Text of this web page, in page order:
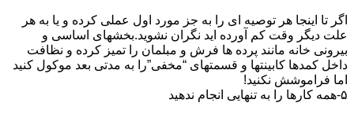
اگر تا اینجا هر توصیه ای را به جز مورد اول عملی کرده و یا به هر
علت دیگر وقت کم آورده اید نگران نشوید.بخشهای اساسی و
بیرونی خانه مانند پرده ها فرش و مبلمان را تمیز کرده و نظافت
داخل کمدها کابینتها و قسمتهای “مخفی”را به مدتی بعد موکول کنید
اما فراموشش نکنید!
۵-همه کارها را به تنهایی انجام ندهید